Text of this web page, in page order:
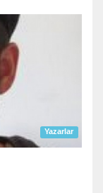
Yazarlar